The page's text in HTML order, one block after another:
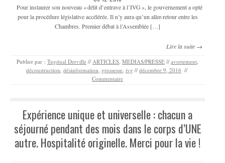
Pour instaurer son nouveau « délit d’entrave à l’IVG », le gouvernement a opté
pour la procédure législative accélérée. Il n’y aura qu’un aller-retour entre les
Chambres. Premier débat à l’Assemblée […]
Lire la suite →
Publier par : Tugdual Derville // ARTICLES MEDIAS/PRESSE // avortement
déconstruction désinformation grossesse ivg // décembre 9, 2016 //
Commentaire
Expérience unique et universelle : chacun a
séjourné pendant des mois dans le corps d’UNE
autre. Hospitalité originelle. Merci pour la vie !